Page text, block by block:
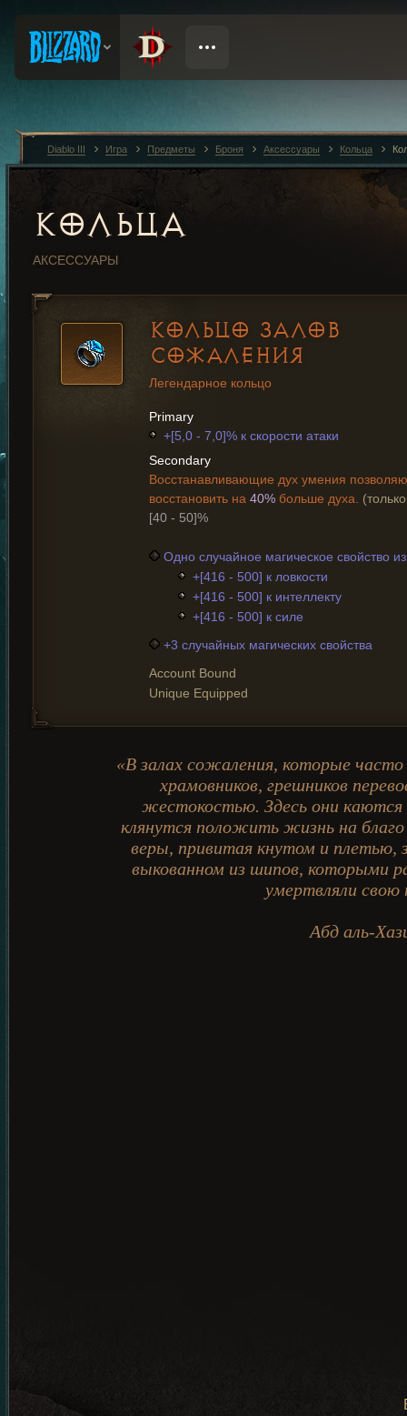
КОЛЬЦА
АКСЕССУАРЫ
КОЛЬЦО ЗАЛОВ
СОЖАЛЕНИЯ
Легендарное кольцо
Primary
+[5,0 - 7,0]% к скорости атаки
Secondary
Восстанавливающие дух умения
восстановить на 40% больше духа.
[40 - 50]%
Одно случайное магическое свойство
+[416 - 500] к ловкости
+[416 - 500] к интеллекту
+[416 - 500] к силе
+3 случайных магических свойства
Account Bound
Unique Equipped
«В залах сожаления, которые
храмовников, грешников
жестокостью. Здесь они каются
клянутся положить жизнь на
веры, привитая кнутом и плетью,
выкованном из шипов, которыми
умертвляли свою
Абд аль-
Diablo III Игра Предметы Броня Аксессуары Кольца